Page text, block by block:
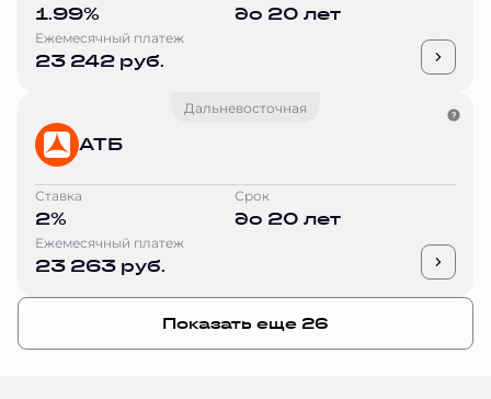
1.99% до 20 лет
Ежемесячный платеж
23 242 руб.
Дальневосточная
АТБ
Ставка
2%
Срок
до 20 лет
Ежемесячный платеж
23 263 руб.
Показать еще 26